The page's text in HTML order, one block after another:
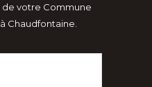
de votre Commune
Chaudfontaine.